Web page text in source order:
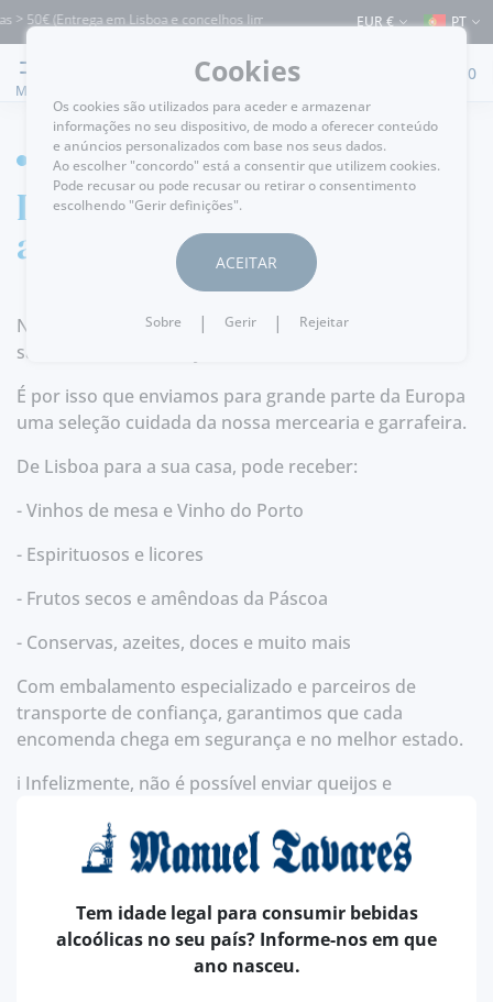
50€ (Entrega em Lisboa e concelhos limítrofes) ⚠️ Envios para Portugal e para
EUR € PT
MENU
0
HOME
Levamos Portugal
até si
Na Manuel Tavares acreditamos que os nossos
sabores merecem viajar.
É por isso que enviamos para grande parte da Europa
uma seleção cuidada da nossa mercearia e garrafeira.
De Lisboa para a sua casa, pode receber:
- Vinhos de mesa e Vinho do Porto
- Espirituosos e licores
- Frutos secos e amêndoas da Páscoa
- Conservas, azeites, doces e muito mais
Com embalamento especializado e parceiros de
transporte de confiança, garantimos que cada
encomenda chega em segurança e no melhor estado.
ℹ️ Infelizmente, não é possível enviar queijos e
👉 Compre já online: todos os custos de envio são
calculados automaticamente no site.
Tem idade legal para consumir bebidas
alcoólicas no seu país? Informe-nos em que
ano nasceu.
Cookies
Os cookies são utilizados para aceder e armazenar
informações no seu dispositivo, de modo a oferecer conteúdo
e anúncios personalizados com base nos seus dados.
Ao escolher "concordo" está a consentir que utilizem cookies.
Pode recusar ou pode recusar ou retirar o consentimento
escolhendo "Gerir definições".
ACEITAR
Sobre | Gerir | Rejeitar